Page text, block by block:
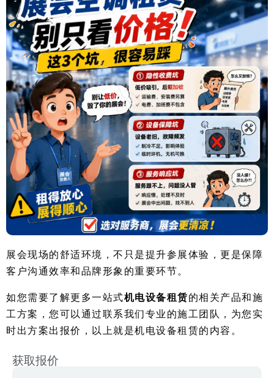
展会现场的舒适环境，不只是提升参展体验，更是保障
客户沟通效率和品牌形象的重要环节。
如您需要了解更多一站式机电设备租赁的相关产品和施
工方案，您可以通过联系我们专业的施工团队，为您实
时出方案出报价，以上就是机电设备租赁的内容。
获取报价